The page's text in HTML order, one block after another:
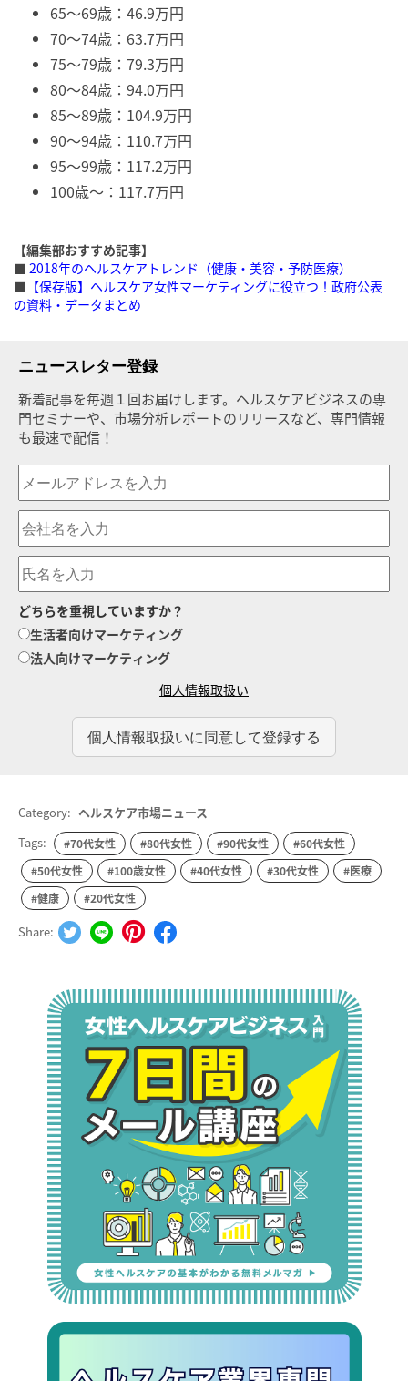
65～69歳：46.9万円
70～74歳：63.7万円
75～79歳：79.3万円
80～84歳：94.0万円
85～89歳：104.9万円
90～94歳：110.7万円
95～99歳：117.2万円
100歳～：117.7万円
【編集部おすすめ記事】
■ 2018年のヘルスケアトレンド（健康・美容・予防医療）
■ 【保存版】ヘルスケア女性マーケティングに役立つ！政府公表
の資料・データまとめ
ニュースレター登録
新着記事を毎週１回お届けします。ヘルスケアビジネスの専
門セミナーや、市場分析レポートのリリースなど、専門情報
も最速で配信！
どちらを重視していますか？
生活者向けマーケティング
法人向けマーケティング
個人情報取扱い
Category: ヘルスケア市場ニュース
Tags:
#70代女性 #80代女性 #90代女性
#60代女性
#50代女性
#100歳女性 #40代女性 #30代女性
#医療
#健康
#20代女性
Share: